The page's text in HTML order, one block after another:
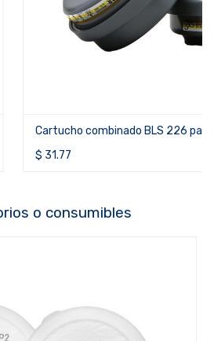
226 para partículas, gases y
y ácidos ABE1P3 R
o consumibles